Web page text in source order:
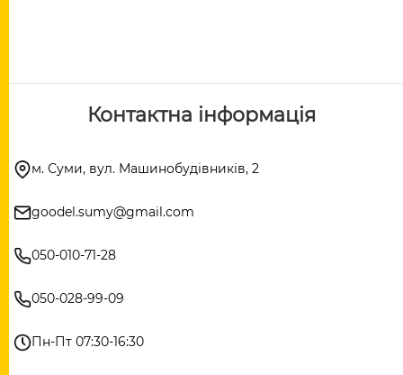
Контактна інформація
м. Суми, вул. Машинобудівників, 2
goodel.sumy@gmail.com
050-010-71-28
050-028-99-09
Пн-Пт 07:30-16:30